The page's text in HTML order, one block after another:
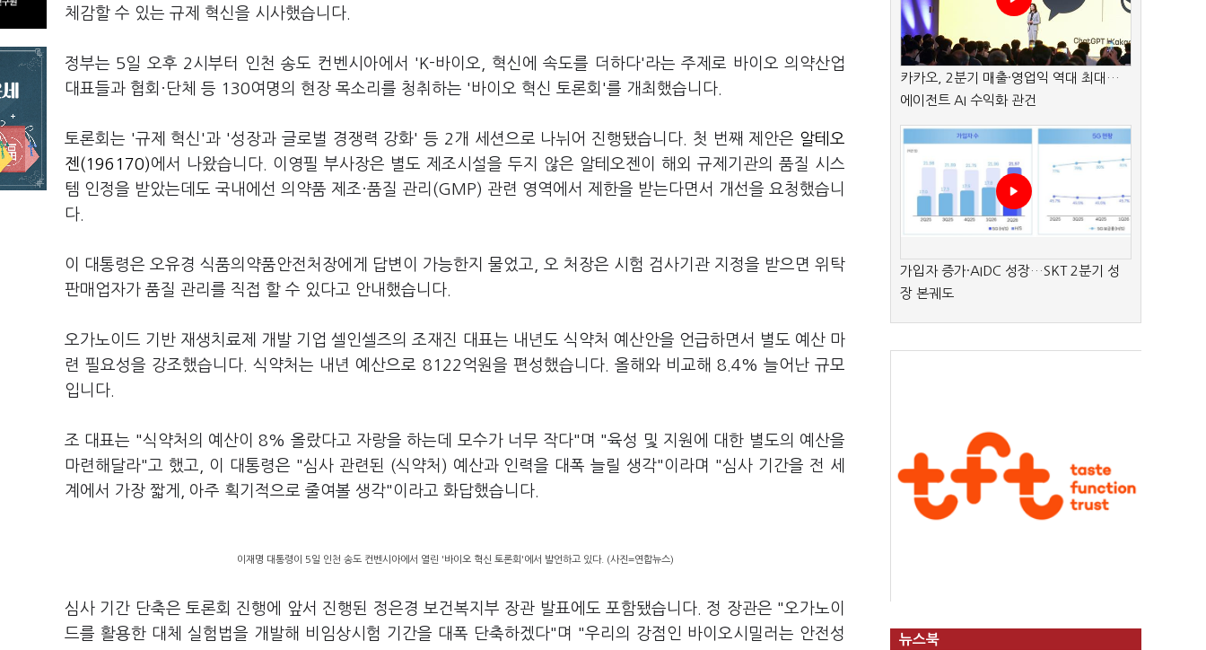
체감할 수 있는 규제 혁신을 시사했습니다.
정부는 5일 오후 2시부터 인천 송도 컨벤시아에서 'K-바이오, 혁신에 속도를 더하다'라는 주제로 바이오 의약산업
대표들과 협회·단체 등 130여명의 현장 목소리를 청취하는 '바이오 혁신 토론회'를 개최했습니다.
토론회는 '규제 혁신'과 '성장과 글로벌 경쟁력 강화' 등 2개 세션으로 나뉘어 진행됐습니다. 첫 번째 제안은 알테오
젠(196170)에서 나왔습니다. 이영필 부사장은 별도 제조시설을 두지 않은 알테오젠이 해외 규제기관의 품질 시스
템 인정을 받았는데도 국내에선 의약품 제조·품질 관리(GMP) 관련 영역에서 제한을 받는다면서 개선을 요청했습니
다.
이 대통령은 오유경 식품의약품안전처장에게 답변이 가능한지 물었고, 오 처장은 시험 검사기관 지정을 받으면 위탁
판매업자가 품질 관리를 직접 할 수 있다고 안내했습니다.
오가노이드 기반 재생치료제 개발 기업 셀인셀즈의 조재진 대표는 내년도 식약처 예산안을 언급하면서 별도 예산 마
련 필요성을 강조했습니다. 식약처는 내년 예산으로 8122억원을 편성했습니다. 올해와 비교해 8.4% 늘어난 규모
입니다.
조 대표는 "식약처의 예산이 8% 올랐다고 자랑을 하는데 모수가 너무 작다"며 "육성 및 지원에 대한 별도의 예산을
마련해달라"고 했고, 이 대통령은 "심사 관련된 (식약처) 예산과 인력을 대폭 늘릴 생각"이라며 "심사 기간을 전 세
계에서 가장 짧게, 아주 획기적으로 줄여볼 생각"이라고 화답했습니다.
이재명 대통령이 5일 인천 송도 컨벤시아에서 열린 '바이오 혁신 토론회'에서 발언하고 있다. (사진=연합뉴스)
심사 기간 단축은 토론회 진행에 앞서 진행된 정은경 보건복지부 장관 발표에도 포함됐습니다. 정 장관은 "오가노이
드를 활용한 대체 실험법을 개발해 비임상시험 기간을 대폭 단축하겠다"며 "우리의 강점인 바이오시밀러는 안전성
카카오, 2분기 매출·영업익 역대 최대…
에이전트 AI 수익화 관건
가입자 증가·AIDC 성장…SKT 2분기 성
장 본궤도
뉴스북